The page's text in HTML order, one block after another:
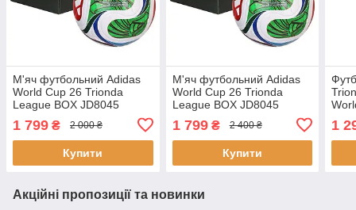
М'яч футбольний Adidas
World Cup 26 Trionda
League BOX JD8045
1 799 ₴ 2 000 ₴
Купити
М'яч футбольний Adidas
World Cup 26 Trionda
League BOX JD8045
1 799₴ 2 400 ₴
Купити
1
Акційні пропозиції та новинки